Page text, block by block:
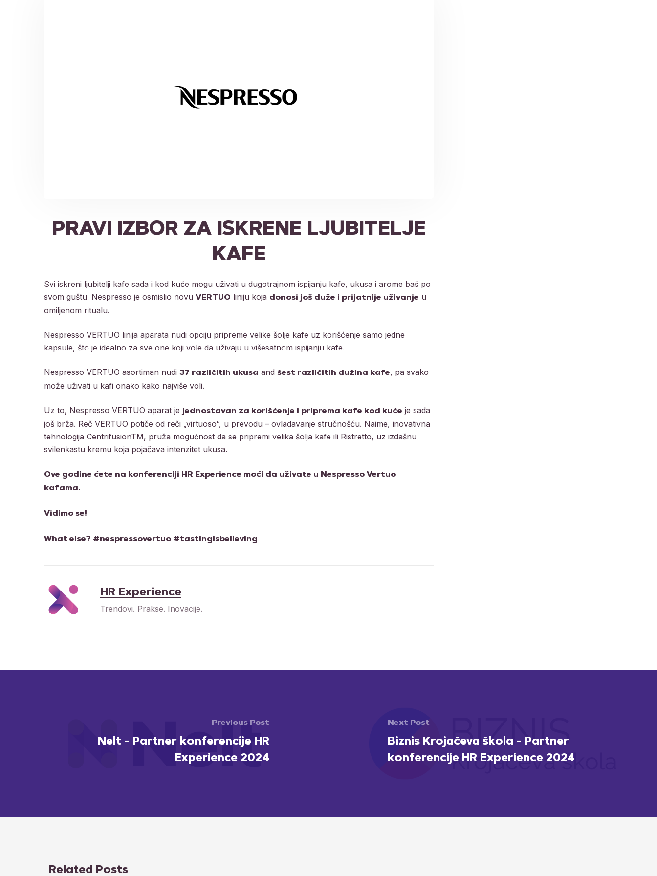
PRAVI IZBOR ZA ISKRENE LJUBITELJE
KAFE
Svi iskreni ljubitelji kafe sada i kod kuće mogu uživati u dugotrajnom ispijanju kafe, ukusa i arome baš po
svom guštu. Nespresso je osmislio novu VERTUO liniju koja donosi još duže i prijatnije uživanje u
omiljenom ritualu.
Nespresso VERTUO linija aparata nudi opciju pripreme velike šolje kafe uz korišćenje samo jedne
kapsule, što je idealno za sve one koji vole da uživaju u višesatnom ispijanju kafe.
Nespresso VERTUO asortiman nudi 37 različitih ukusa and šest različitih dužina kafe, pa svako
može uživati u kafi onako kako najviše voli.
Uz to, Nespresso VERTUO aparat je jednostavan za korišćenje i priprema kafe kod kuće je sada
još brža. Reč VERTUO potiče od reči „virtuoso“, u prevodu – ovladavanje stručnošću. Naime, inovativna
tehnologija CentrifusionTM, pruža mogućnost da se pripremi velika šolja kafe ili Ristretto, uz izdašnu
svilenkastu kremu koja pojačava intenzitet ukusa.
Ove godine ćete na konferenciji HR Experience moći da uživate u Nespresso Vertuo
kafama.
Vidimo se!
What else? #nespressovertuo #tastingisbelieving
HR Experience
Trendovi. Prakse. Inovacije.
Previous Post
Nelt - Partner konferencije HR
Experience 2024
Next Post
Biznis Krojačeva škola - Partner
konferencije HR Experience 2024
Related Posts